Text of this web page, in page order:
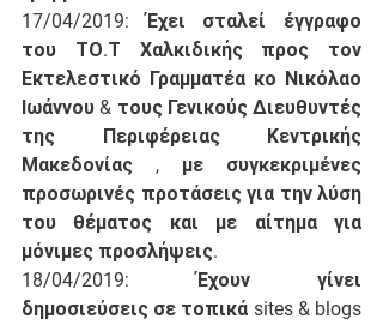
17/04/2019: Έχει σταλεί έγγραφο
του ΤΟ.Τ Χαλκιδικής προς τον
Εκτελεστικό Γραμματέα κο Νικόλαο
Ιωάννου & τους Γενικούς Διευθυντές
της Περιφέρειας Κεντρικής
Μακεδονίας , με συγκεκριμένες
προσωρινές προτάσεις για την λύση
του θέματος και με αίτημα για
μόνιμες προσλήψεις.
18/04/2019: Έχουν γίνει
δημοσιεύσεις σε τοπικά sites & blogs